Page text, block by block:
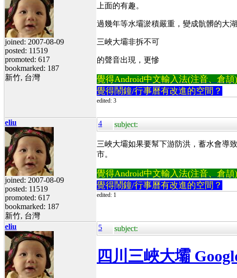
joined: 2007-08-09
posted: 11519
promoted: 617
bookmarked: 187
新竹, 台灣
上面的有趣。
過幾年等水壩淤積嚴重，變成骯髒的大
三峽大壩非拆不可
的聲音出現，更慘
覺得Android中文輸入法(注音、倉
覺得鬧鐘/行事曆有改進的空間？
edited: 3
eliu
joined: 2007-08-09
posted: 11519
promoted: 617
bookmarked: 187
新竹, 台灣
4 subject:
三峽大壩如果要幫下游防洪，蓄水會導
市。
覺得Android中文輸入法(注音、倉
覺得鬧鐘/行事曆有改進的空間？
edited: 1
eliu 5 subject:
四川三峽大壩